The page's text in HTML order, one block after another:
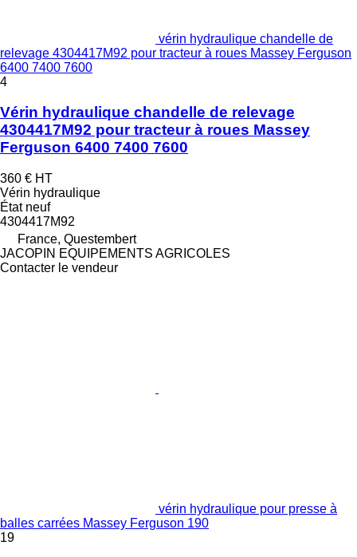
vérin hydraulique chandelle de
relevage 4304417M92 pour tracteur à roues Massey Ferguson
6400 7400 7600
4
Vérin hydraulique chandelle de relevage
4304417M92 pour tracteur à roues Massey
Ferguson 6400 7400 7600
360 € HT
Vérin hydraulique
Étatneuf
4304417M92
France, Questembert
JACOPIN EQUIPEMENTS AGRICOLES
Contacter le vendeur
vérin hydraulique pour presse à
balles carrées Massey Ferguson 190
19